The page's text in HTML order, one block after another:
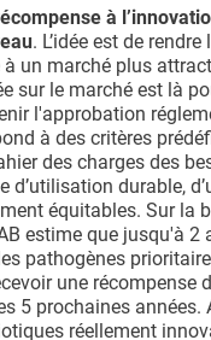
à
. L’idée est de rendre
à un marché plus
sur le marché est là
l'approbation
à des critères
des charges des
d’utilisation durable,
équitables. Sur la
estime que jusqu'à
pathogènes
une récompense
5 prochaines années.
réellement